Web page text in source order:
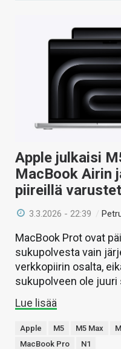
Apple julkaisi
MacBook Airin
piireillä
3.3.2026 - 22:39 /
MacBook Prot ovat
sukupolvesta vain
verkkopiirin osalta,
sukupolveen ole juuri
Lue lisää
Apple M5 M5 Max
MacBook Pro
N1